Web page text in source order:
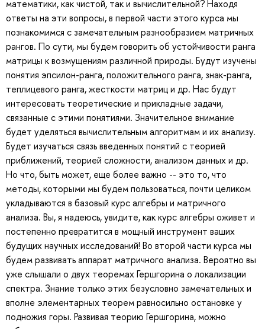
математики, как чистой, так и вычислительной? Находя
ответы на эти вопросы, в первой части этого курса мы
познакомимся с замечательным разнообразием матричных
рангов. По сути, мы будем говорить об устойчивости ранга
матрицы к возмущениям различной природы. Будут изучены
понятия эпсилон-ранга, положительного ранга, знак-ранга,
теплицевого ранга, жесткости матриц и др. Нас будут
интересовать теоретические и прикладные задачи,
связанные с этими понятиями. Значительное внимание
будет уделяться вычислительным алгоритмам и их анализу.
Будет изучаться связь введенных понятий с теорией
приближений, теорией сложности, анализом данных и др.
Но что, быть может, еще более важно -- это то, что
методы, которыми мы будем пользоваться, почти целиком
укладываются в базовый курс алгебры и матричного
анализа. Вы, я надеюсь, увидите, как курс алгебры оживет и
постепенно превратится в мощный инструмент ваших
будущих научных исследований! Во второй части курса мы
будем развивать аппарат матричного анализа. Вероятно вы
уже слышали о двух теоремах Гершгорина о локализации
спектра. Знание только этих безусловно замечательных и
вполне элементарных теорем равносильно остановке у
подножия горы. Развивая теорию Гершгорина, можно